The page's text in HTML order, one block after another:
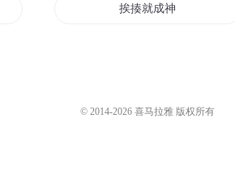
挨揍就成神
© 2014-2026 喜马拉雅 版权所有